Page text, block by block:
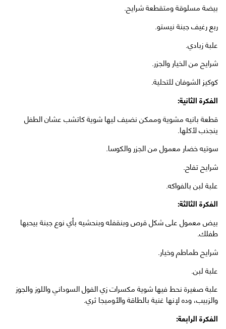
بيضة مسلوقة ومتقطعة شرايح.
ربع رغيف جبنة نيستو.
علبة زبادي.
شرايح من الخيار والجزر.
كوكيز الشوفان للتحلية.
الفكرة الثانية:
قطعة بانيه مشوية وممكن نضيف ليها شوية كاتشب عشان الطفل
ينجذب لأكلها.
سوتيه خضار معمول من الجزر والكوسا.
شرايح تفاح.
علبة لبن بالفواكه.
الفكرة الثالثة:
بيض معمول على شكل قرص وبنقفله وبنحشيه بأي نوع جبنة بيحبها
طفلك.
شرايح طماطم وخيار.
علبة لبن.
علبة صغيرة نحط فيها شوية مكسرات زي الفول السوداني واللوز والجوز
والزبيب، وده لإنها غنية بالطاقة والأوميجا ثري.
الفكرة الرابعة: